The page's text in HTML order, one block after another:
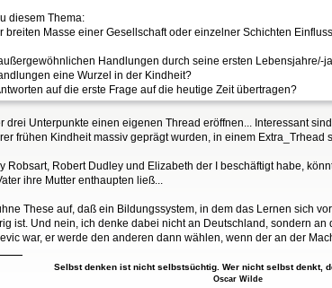
diesem Thema:
breiten Masse einer Gesellschaft oder einzelner Schichten
Handlungen durch seine ersten
eine Wurzel in der Kindheit?
auf die erste Frage auf die heutige Zeit übertragen?
drei Unterpunkte einen eigenen Thread eröffnen... Interessant
frühen Kindheit massiv geprägt wurden, in einem Extra_Trhead
Robsart, Robert Dudley und Elizabeth der I beschäftigt habe,
ihre Mutter enthaupten ließ...
These auf, daß ein Bildungssystem, in dem das Lernen sich
ist. Und nein, ich denke dabei nicht an Deutschland, sondern
war, er werde den anderen dann wählen, wenn der an der
Selbst denken ist nicht selbstsüchtig. Wer nicht selbst denkt,
Oscar Wilde